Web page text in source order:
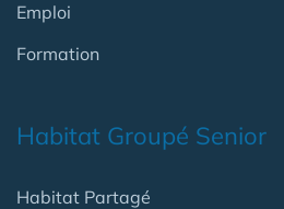
Emploi
Formation
Habitat Groupé Senior
Habitat Partagé